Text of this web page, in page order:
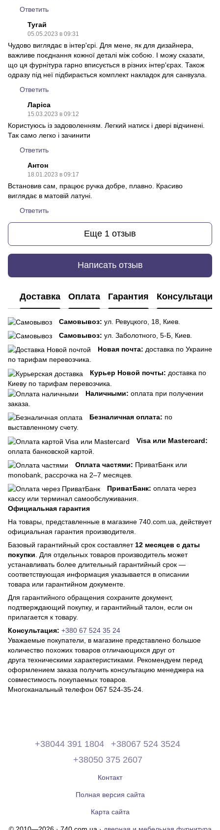
Ответить
Тугай
05.05.2023 в 09:31
Чудово виглядає в інтер'єрі. Для мене, як для дизайнера,
важливе поєднання кожної деталі між собою. І можу сказати,
що ця фурнітура гарно вписується в різних інтер'єрах. Також
одразу під неї підбирається комплект накладок для санвузла.
Ответить
Ларіса
15.03.2023 в 09:12
Користуюсь із задоволенням. Легкий натиск і двері відчинені.
Так само легко і зачинити
Ответить
Антон
18.01.2023 в 09:17
Встановив сам, працює ручка добре, плавно. Красиво
виглядає в матовій латуні.
Ответить
Еще 1 отзыв
Написать отзыв
Доставка Оплата Гарантия Консультация
Самовывоз: ул. Ревуцкого, 18, Киев.
Самовывоз: ул. Заболотного, 5-Б, Киев.
Новая почта: доставка по Украине
по тарифам перевозчика.
Курьер Новой почты: доставка по
Киеву по тарифам перевозчика.
Наличными: оплата при получении
заказа.
Безналичная оплата: по
выставленному счету.
Visa или Mastercard:
оплата банковской картой.
Оплата частями: ПриватБанк или
monobank, рассрочка на 2–7 месяцев.
ПриватБанк: оплата через
кассу или терминал самообслуживания.
Официальная гарантия
На товары, представленные в магазине 740.com.ua, действует
официальная гарантия производителя.
Базовый гарантийный срок составляет12 месяцев с даты
покупки. Для отдельных товаров производитель может
устанавливать более длительный гарантийный срок —
соответствующая информация указывается в описании
товара или гарантийном документе.
Для гарантийного обращения сохраните документ,
подтверждающий покупку, и гарантийный талон, если он
прилагается к товару.
Консультация: +380 67 524 35 24
Уважаемые покупатели, в магазине представлено большое
количество похожих товаров отличающихся друг от
друга техническими характеристиками. Рекомендуем перед
оформлением заказа получить консультацию менеджера на
совместимость покупаемых товаров.
Многоканальный телефон 067 524-35-24.
+38044 391 1804
+38067 524 3524
+38050 375 2607
Контакт
Полная версия сайта
Карта сайта